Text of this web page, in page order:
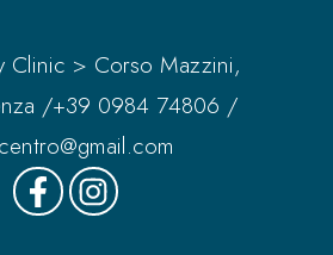
Clinic > Corso Mazzini,
/+39 0984 74806 /